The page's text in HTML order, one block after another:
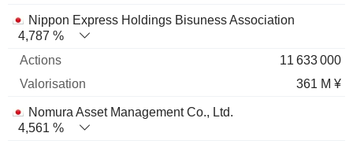
Nippon Express Holdings Bisuness Association
4,787 %
11 633 000
361 M ¥
Nomura Asset Management Co., Ltd.
4,561 %